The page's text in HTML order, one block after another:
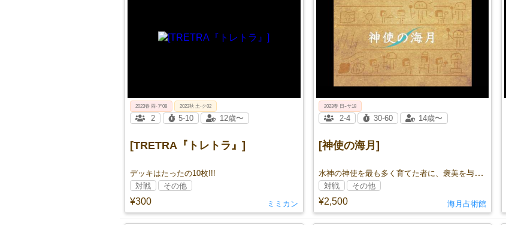
[TRETRA『トレトラ』]
デッキはたったの10枚!!!
¥300
2023春 両‐ア08 2023秋 土-ク02
2 5-10 12歳〜
対戦 その他
ミミカン
[神使の海月]
水神の神使を最も多く育てた者に、褒美を与えよう――――。
¥2,500
2023春 日ｰサ18
2-4 30-60 14歳〜
対戦 その他
海月占術館